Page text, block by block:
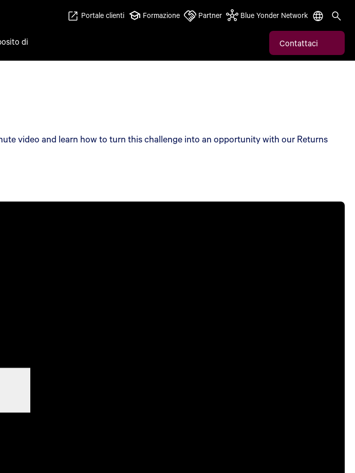
Portale clienti Formazione Partner Blue Yonder Network
di Contattaci
video and learn how to turn this challenge into an opportunity with our Returns